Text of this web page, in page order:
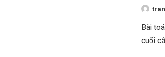
Bài
cuối